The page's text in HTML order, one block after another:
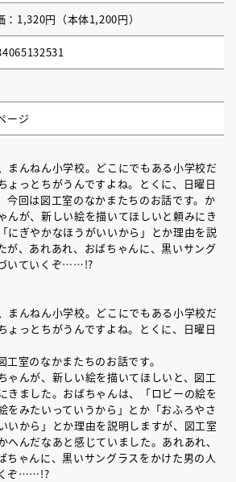
：1,320円（本体1,200円）
ージ
まんねん小学校。どこにでもある小学校だ
ょっとちがうんですよね。とくに、日曜日
回は図工室のなかまたちのお話です。か
んが、新しい絵を描いてほしいと頼みにき
にぎやかなほうがいいから」とか理由を説
が、あれあれ、おばちゃんに、黒いサング
いていくぞ……!?
まんねん小学校。どこにでもある小学校だ
ょっとちがうんですよね。とくに、日曜日
工室のなかまたちのお話です。
ゃんが、新しい絵を描いてほしいと、図工
きました。おばちゃんは、「ロビーの絵を
をみたいっていうから」とか「おふろやさ
いから」とか理由を説明しますが、図工室
へんだなあと感じていました。あれあれ、
ちゃんに、黒いサングラスをかけた男の人
ぞ……!?